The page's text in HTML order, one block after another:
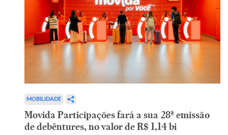
MOBILIDADE
Movida Participações fará a sua 28ª emissão
de debêntures, no valor de R$ 1,14 bi